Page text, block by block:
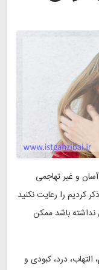
و غیر تهاجمی
کردیم را رعایت نکنید
باشد ممکن
درد، کبودی و